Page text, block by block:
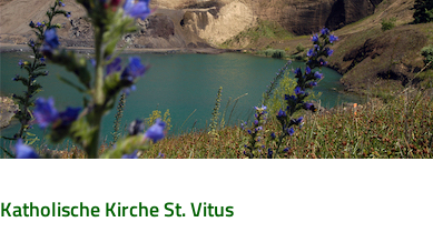
Katholische Kirche St. Vitus